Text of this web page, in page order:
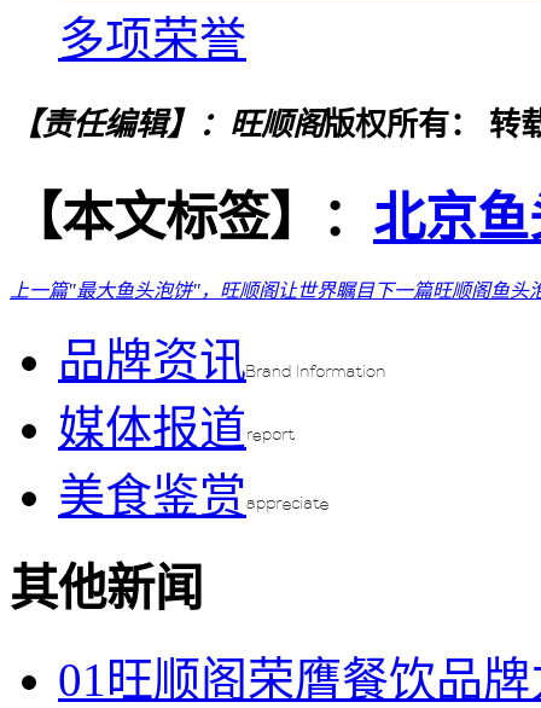
多项荣誉
【责任编辑】：旺顺阁版权所有： 转
【本文标签】： 北京
上一篇"最大鱼头泡饼"，旺顺阁让世界瞩目下一篇旺顺阁鱼头
品牌资讯
媒体报道
美食鉴赏
其他新闻
01 旺顺阁荣膺餐饮品